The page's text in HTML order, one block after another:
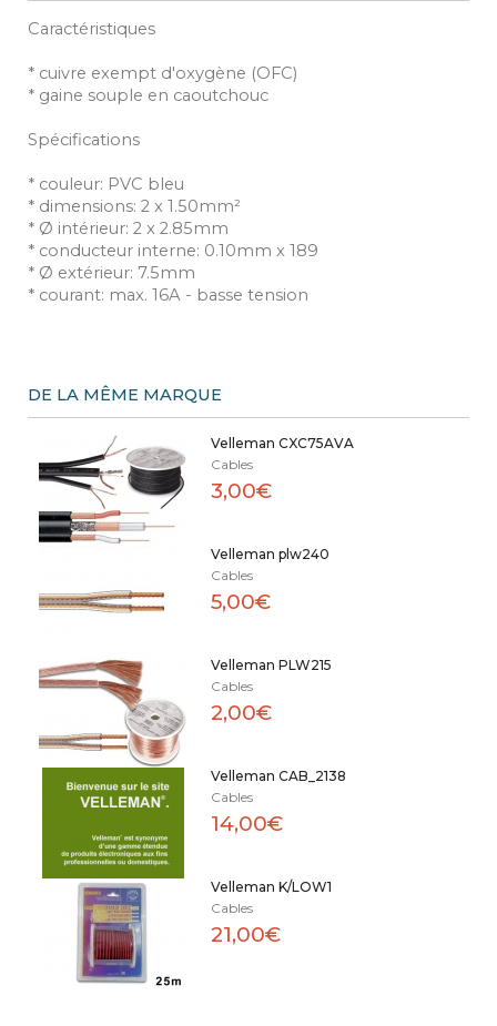
Caractéristiques
* cuivre exempt d'oxygène (OFC)
* gaine souple en caoutchouc
Spécifications
* couleur: PVC bleu
* dimensions: 2 x 1.50mm²
* Ø intérieur: 2 x 2.85mm
* conducteur interne: 0.10mm x 189
* Ø extérieur: 7.5mm
* courant: max. 16A - basse tension
DE LA MÊME MARQUE
Velleman CXC75AVA
Cables
3,00€
Velleman plw240
Cables
5,00€
Velleman PLW215
Cables
2,00€
Velleman CAB_2138
Cables
14,00€
Velleman K/LOW1
Cables
21,00€